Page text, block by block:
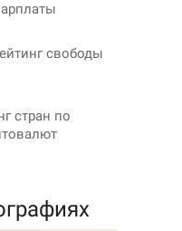
свободы
стран по